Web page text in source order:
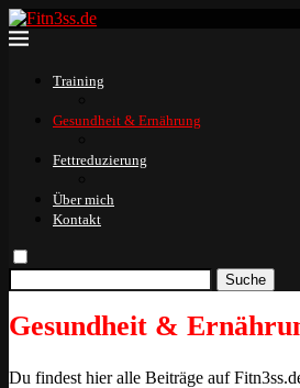
Training
Gesundheit & Ernährung
Fettreduzierung
Über mich
Kontakt
Suche
Gesundheit &
Du findest hier alle Beiträge auf